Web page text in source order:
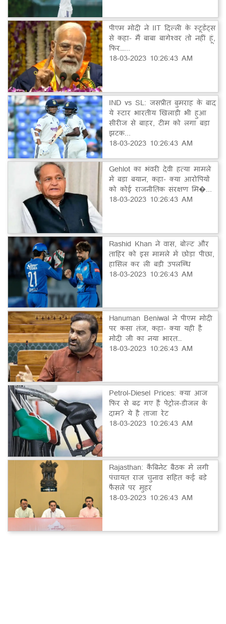
पीएम मोदी ने IIT दिल्ली के स्टूडेंट्स
से कहा- मैं बाबा बागेश्वर तो नहीं हूं,
फिर…...
18-03-2023 10:26:43 AM
IND vs SL: जसप्रीत बुमराह के बाद
ये स्टार भारतीय खिलाड़ी भी हुआ
सीरीज से बाहर, टीम को लगा बड़ा
झटक...
18-03-2023 10:26:43 AM
Gehlot का भंवरी देवी हत्या मामले
में बड़ा बयान, कहा- क्या आरोपियों
को कोई राजनीतिक संरक्षण मि�...
18-03-2023 10:26:43 AM
Rashid Khan ने वास, बोल्ट और
ताहिर को इस मामले में छोड़ा पीछा,
हासिल कर ली बड़ी उपलब्धि
18-03-2023 10:26:43 AM
Hanuman Beniwal ने पीएम मोदी
पर कसा तंज, कहा- क्या यही है
मोदी जी का नया भारत…
18-03-2023 10:26:43 AM
Petrol-Diesel Prices: क्या आज
फिर से बढ़ गए हैं पेट्रोल-डीजल के
दाम? ये है ताजा रेट
18-03-2023 10:26:43 AM
Rajasthan: कैबिनेट बैठक में लगी
पंचायत राज चुनाव सहित कई बड़े
फैसले पर मुहर
18-03-2023 10:26:43 AM